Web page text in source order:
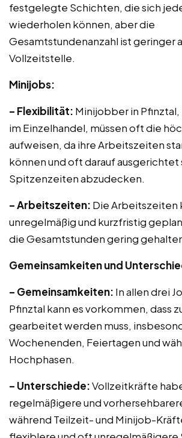
festgelegte Schichten, die sich
wiederholen können, aber die
Gesamtstundenanzahl ist geringer
Vollzeitstelle.
Minijobs:
– Flexibilität: Minijobber in
im Einzelhandel, müssen oft die
aufweisen, da ihre Arbeitszeiten
können und oft darauf ausgerichtet
Spitzenzeiten abzudecken.
– Arbeitszeiten: Die Arbeitszeiten
unregelmäßig und kurzfristig
die Gesamtstunden gering
Gemeinsamkeiten und
– Gemeinsamkeiten: In allen drei
Pfinztal kann es vorkommen, dass
gearbeitet werden muss,
Wochenenden, Feiertagen und
Hochphasen.
– Unterschiede:Vollzeitkräfte
regelmäßigere und
während Teilzeit- und Minijob-